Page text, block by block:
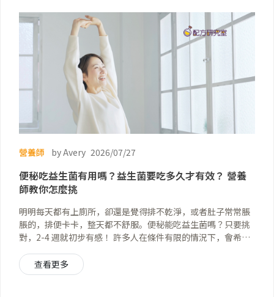
營養師 by Avery 2026/07/27
便秘吃益生菌有用嗎？益生菌要吃多久才有效？ 營養
師教你怎麼挑
明明每天都有上廁所，卻還是覺得排不乾淨，或者肚子常常脹
脹的，排便卡卡，整天都不舒服。便秘能吃益生菌嗎？只要挑
對，2-4 週就初步有感！ 許多人在條件有限的情況下，會希望
生菌」。但身為營養師必須提醒，並不是每一種益生菌都適合
用來調理消化道，甚至你以為非常有效的益生菌產品，長期下
查看更多